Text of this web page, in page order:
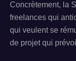
Concrètement, la
freelances qui
qui veulent se
de projet qui